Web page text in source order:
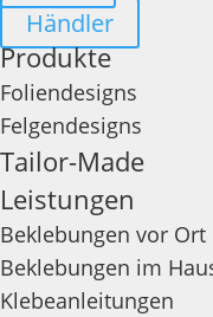
Händler
Produkte
Foliendesigns
Felgendesigns
Tailor-Made
Leistungen
Beklebungen vor Ort
Beklebungen im
Klebeanleitungen